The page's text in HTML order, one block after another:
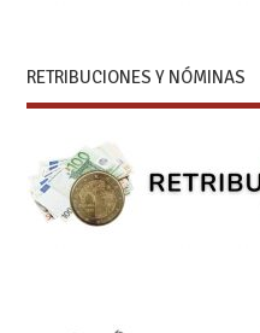
RETRIBUCIONES Y NÓMINAS